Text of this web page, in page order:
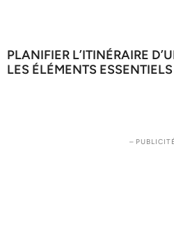
PLANIFIER L’ITINÉRAIRE
LES ÉLÉMENTS ESSENTIELS
–